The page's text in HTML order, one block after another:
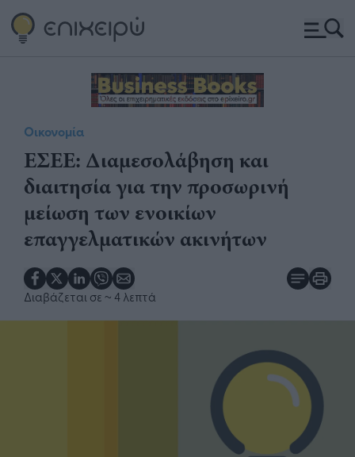
Οικονομία
ΕΣΕΕ: Διαμεσολάβηση και
διαιτησία για την προσωρινή
μείωση των ενοικίων
επαγγελματικών ακινήτων
Διαβάζεται σε ~ 4 λεπτά